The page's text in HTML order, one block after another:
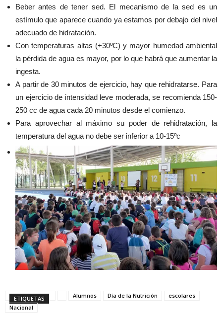
Beber antes de tener sed. El mecanismo de la sed es un
estímulo que aparece cuando ya estamos por debajo del nivel
adecuado de hidratación.
Con temperaturas altas (+30ºC) y mayor humedad ambiental
la pérdida de agua es mayor, por lo que habrá que aumentar la
ingesta.
A partir de 30 minutos de ejercicio, hay que rehidratarse. Para
un ejercicio de intensidad leve moderada, se recomienda 150-
250 cc de agua cada 20 minutos desde el comienzo.
Para aprovechar al máximo su poder de rehidratación, la
temperatura del agua no debe ser inferior a 10-15ºc
ETIQUETAS Alumnos Día de la Nutrición
escolares
Nacional